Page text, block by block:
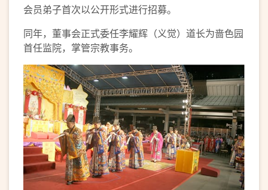
会员弟子首次以公开形式进行招募。
同年，董事会正式委任李耀辉（义觉）道长为啬色园
首任监院，掌管宗教事务。